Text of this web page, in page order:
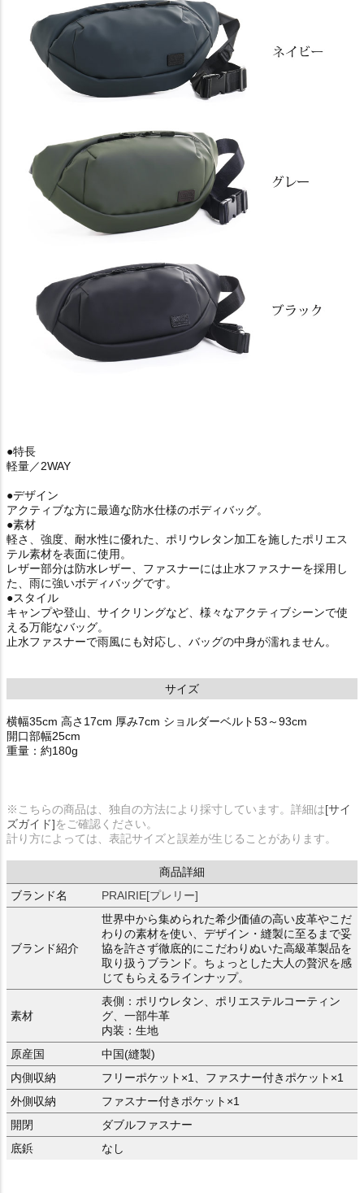
●特長
軽量／2WAY
●デザイン
アクティブな方に最適な防水仕様のボディバッグ。
●素材
軽さ、強度、耐水性に優れた、ポリウレタン加工を施したポリエス
テル素材を表面に使用。
レザー部分は防水レザー、ファスナーには止水ファスナーを採用し
た、雨に強いボディバッグです。
●スタイル
キャンプや登山、サイクリングなど、様々なアクティブシーンで使
える万能なバッグ。
止水ファスナーで雨風にも対応し、バッグの中身が濡れません。
サイズ
横幅35cm 高さ17cm 厚み7cm ショルダーベルト53～93cm
開口部幅25cm
重量：約180g
※こちらの商品は、独自の方法により採寸しています。詳細は[サイ
ズガイド]をご確認ください。
計り方によっては、表記サイズと誤差が生じることがあります。
商品詳細
ブランド名
PRAIRIE[プレリー]
ブランド紹介
世界中から集められた希少価値の高い皮革やこだ
わりの素材を使い、デザイン・縫製に至るまで妥
協を許さず徹底的にこだわりぬいた高級革製品を
取り扱うブランド。ちょっとした大人の贅沢を感
じてもらえるラインナップ。
素材
表側：ポリウレタン、ポリエステルコーティン
グ、一部牛革
内装：生地
原産国
中国(縫製)
内側収納
フリーポケット×1、ファスナー付きポケット×1
外側収納
ファスナー付きポケット×1
開閉
ダブルファスナー
底鋲
なし